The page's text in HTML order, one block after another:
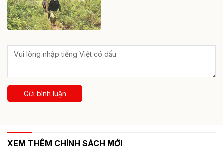
Gửi bình luận
XEM THÊM CHÍNH SÁCH MỚI